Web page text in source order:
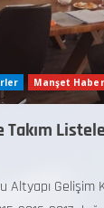
Manşet Haber
Takım
Altyapı Gelişim